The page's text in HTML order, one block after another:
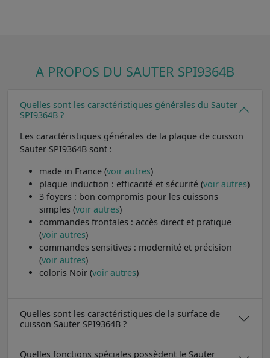
A PROPOS DU SAUTER SPI9364B
Quelles sont les caractéristiques générales du Sauter
SPI9364B ?
Les caractéristiques générales de la plaque de cuisson
Sauter SPI9364B sont :
made in France (voir autres)
plaque induction : efficacité et sécurité (voir autres)
3 foyers : bon compromis pour les cuissons
simples (voir autres)
commandes frontales : accès direct et pratique
(voir autres)
commandes sensitives : modernité et précision
(voir autres)
coloris Noir (voir autres)
Quelles sont les caractéristiques de la surface de
cuisson Sauter SPI9364B ?
Quelles fonctions spéciales possèdent le Sauter